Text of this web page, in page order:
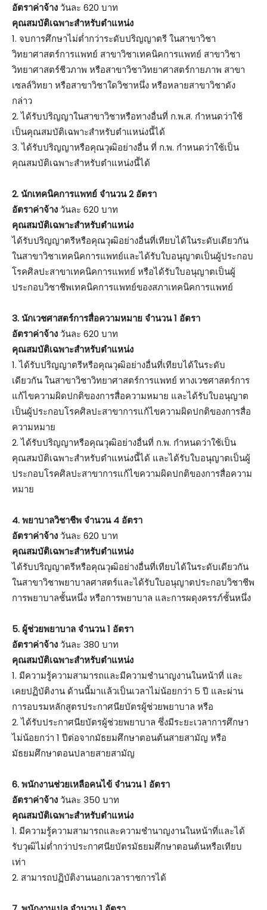
อัตราค่าจ้าง วันละ 620 บาท
คุณสมบัติเฉพาะสำหรับตำแหน่ง
1. จบการศึกษาไม่ต่ำกว่าระดับปริญญาตรี ในสาขาวิชา
วิทยาศาสตร์การแพทย์ สาขาวิชาเทคนิคการแพทย์ สาขาวิชา
วิทยาศาสตร์ชีวภาพ หรือสาขาวิชาวิทยาศาสตร์กายภาพ สาขา
เซลล์วิทยา หรือสาขาวิชาใดวิชาหนึ่ง หรือหลายสาขาวิชาดัง
กล่าว
2. ได้รับปริญญาในสาขาวิชาหรือทางอื่นที่ ก.พ.ส. กำหนดว่าใช้
เป็นคุณสมบัติเฉพาะสำหรับตำแหน่งนี้ได้
3. ได้รับปริญญาหรือคุณวุฒิอย่างอื่น ที่ ก.พ. กำหนดว่าใช้เป็น
คุณสมบัติเฉพาะสำหรับตำแหน่งนี้ได้
2. นักเทคนิคการแพทย์ จำนวน 2 อัตรา
อัตราค่าจ้าง วันละ 620 บาท
คุณสมบัติเฉพาะสำหรับตำแหน่ง
ได้รับปริญญาตรีหรือคุณวุฒิอย่างอื่นที่เทียบได้ในระดับเดียวกัน
ในสาขาวิชาเทคนิคการแพทย์และได้รับใบอนุญาตเป็นผู้ประกอบ
โรคศิลปะสาขาเทคนิคการแพทย์ หรือได้รับใบอนุญาตเป็นผู้
ประกอบวิชาชีพเทคนิคการแพทย์ของสภาเทคนิคการแพทย์
3. นักเวชศาสตร์การสื่อความหมาย จำนวน 1 อัตรา
อัตราค่าจ้าง วันละ 620 บาท
คุณสมบัติเฉพาะสำหรับตำแหน่ง
1. ได้รับปริญญาตรีหรือคุณวุฒิอย่างอื่นที่เทียบได้ในระดับ
เดียวกัน ในสาขาวิชาวิทยาศาสตร์การแพทย์ ทางเวชศาสตร์การ
แก้ไขความผิดปกติของการสื่อความหมาย และได้รับใบอนุญาต
เป็นผู้ประกอบโรคศิลปะสาขาการแก้ไขความผิดปกติของการสื่อ
ความหมาย
2. ได้รับปริญญาหรือคุณวุฒิอย่างอื่นที่ ก.พ. กำหนดว่าใช้เป็น
คุณสมบัติเฉพาะสำหรับตำแหน่งนี้ได้ และได้รับใบอนุญาตเป็นผู้
ประกอบโรคศิลปะสาขาการแก้ไขความผิดปกติของการสื่อความ
หมาย
4. พยาบาลวิชาชีพ จำนวน 4 อัตรา
อัตราค่าจ้าง วันละ 620 บาท
คุณสมบัติเฉพาะสำหรับตำแหน่ง
ได้รับปริญญาตรีหรือคุณวุฒิอย่างอื่นที่เทียบได้ในระดับเดียวกัน
ในสาขาวิชาพยาบาลศาสตร์และได้รับใบอนุญาตประกอบวิชาชีพ
การพยาบาลชั้นหนึ่ง หรือการพยาบาล และการผดุงครรภ์ชั้นหนึ่ง
5. ผู้ช่วยพยาบาล จำนวน 1 อัตรา
อัตราค่าจ้าง วันละ 380 บาท
คุณสมบัติเฉพาะสำหรับตำแหน่ง
1. มีความรู้ความสามารถและมีความชำนาญงานในหน้าที่ และ
เคยปฏิบัติงาน ด้านนี้มาแล้วเป็นเวลาไม่น้อยกว่า 5 ปี และผ่าน
การอบรมหลักสูตรประกาศนียบัตรผู้ช่วยพยาบาล หรือ
2. ได้รับประกาศนียบัตรผู้ช่วยพยาบาล ซึ่งมีระยะเวลาการศึกษา
ไม่น้อยกว่า 1 ปีต่อจากมัธยมศึกษาตอนต้นสายสามัญ หรือ
มัธยมศึกษาตอนปลายสายสามัญ
6. พนักงานช่วยเหลือคนไข้ จำนวน 1 อัตรา
อัตราค่าจ้าง วันละ 350 บาท
คุณสมบัติเฉพาะสำหรับตำแหน่ง
1. มีความรู้ความสามารถและความชำนาญงานในหน้าที่และได้
รับวุฒิไม่ต่ำกว่าประกาศนียบัตรมัธยมศึกษาตอนต้นหรือเทียบ
เท่า
2. สามารถปฏิบัติงานนอกเวลาราชการได้